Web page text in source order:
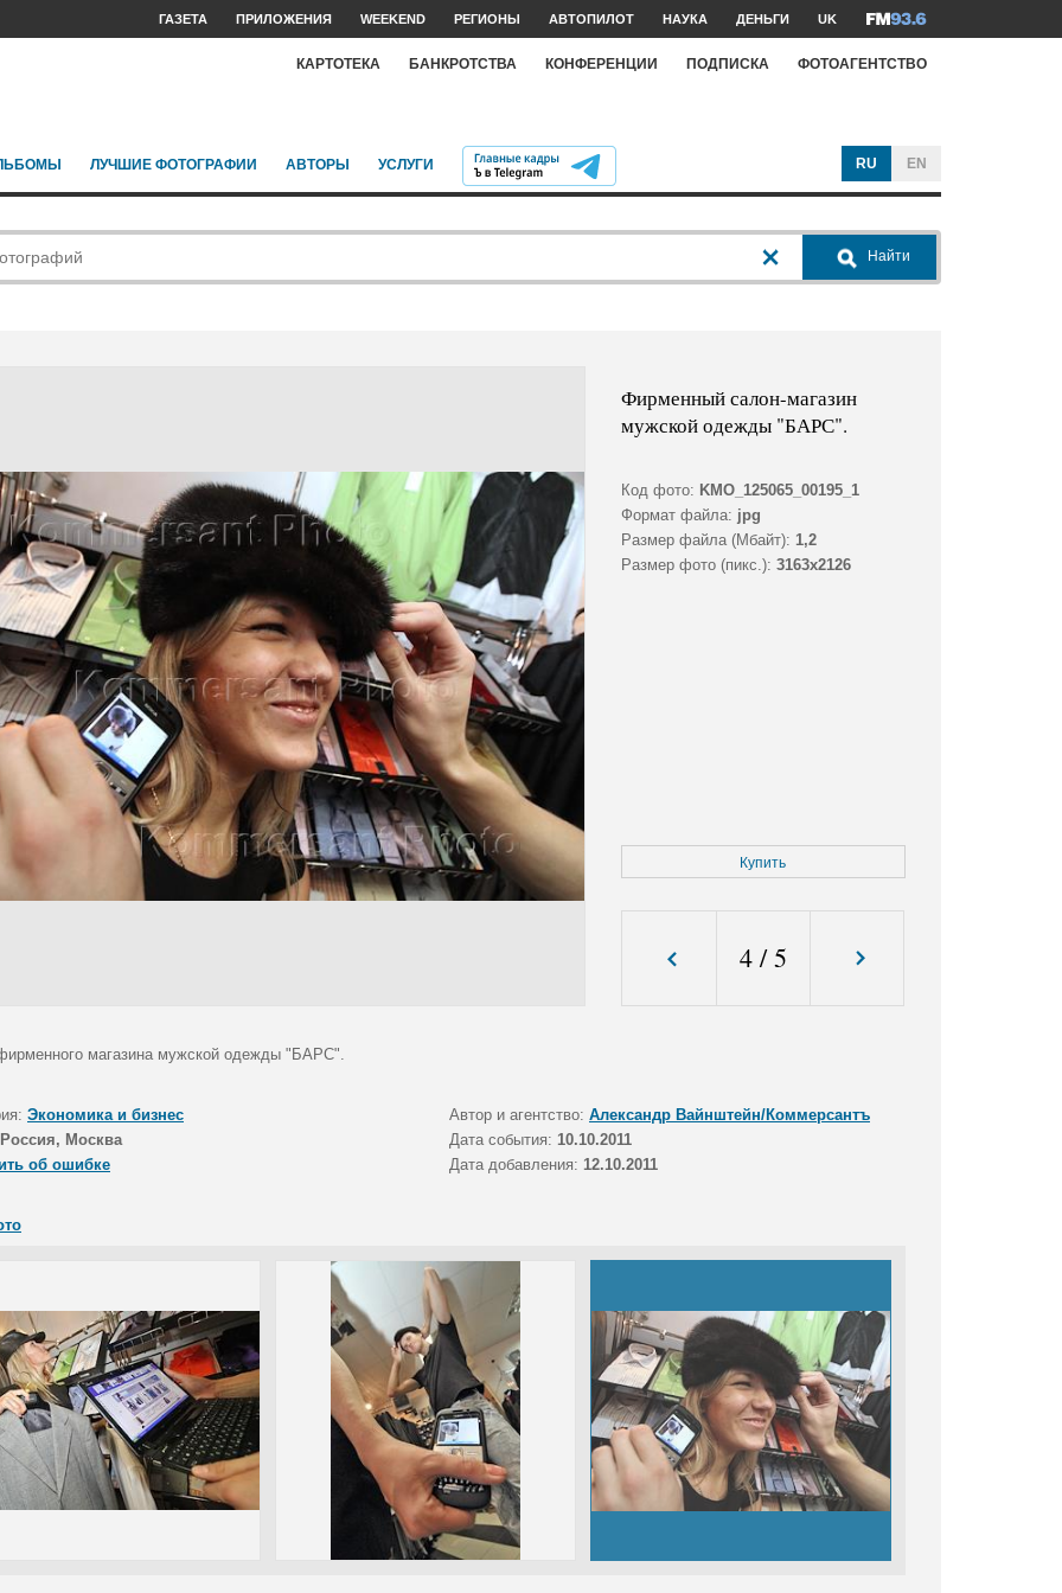
ГАЗЕТА ПРИЛОЖЕНИЯ WEEKEND РЕГИОНЫ АВТОПИЛОТ НАУКА ДЕНЬГИ UK
КАРТОТЕКА БАНКРОТСТВА КОНФЕРЕНЦИИ ПОДПИСКА ФОТОАГЕНТСТВО
ЛУЧШИЕ ФОТОГРАФИИ АВТОРЫ УСЛУГИ RU EN
Найти
Фирменный салон-магазин
мужской одежды "БАРС".
Код фото: KMO_125065_00195_1
Формат файла: jpg
Размер файла (Мбайт): 1,2
Размер фото (пикс.): 3163x2126
Купить
4/5
магазина мужской одежды "БАРС".
Экономика и бизнес Автор и агентство: Александр Вайнштейн/Коммерсантъ
Россия, Москва Дата события: 10.10.2011
об ошибке
Дата добавления: 12.10.2011